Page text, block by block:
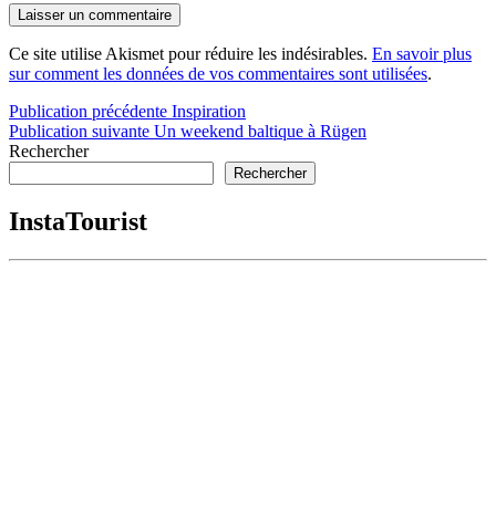
Ce site utilise Akismet pour réduire les indésirables. En savoir plus
sur comment les données de vos commentaires sont utilisées.
Navigation
de
Publication précédente Inspiration
Publication suivante Un weekend baltique à Rügen
Rechercher
Rechercher
InstaTourist